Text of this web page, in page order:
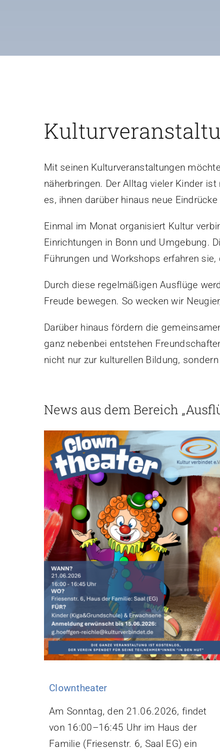
Mit seinen Kulturveranstaltungen
näherbringen. Der Alltag vieler Kinder
es, ihnen darüber hinaus neue
Einmal im Monat organisiert Kultur
Einrichtungen in Bonn und Umgebung.
Führungen und Workshops erfahren
Durch diese regelmäßigen Ausflüge
Freude bewegen. So wecken wir
Darüber hinaus fördern die
ganz nebenbei entstehen
nicht nur zur kulturellen Bildung,
News aus dem Bereich
Clowntheater
Am Sonntag, den 21.06.2026, findet
von 16:00–16:45 Uhr im Haus der
Familie (Friesenstr. 6, Saal EG) ein